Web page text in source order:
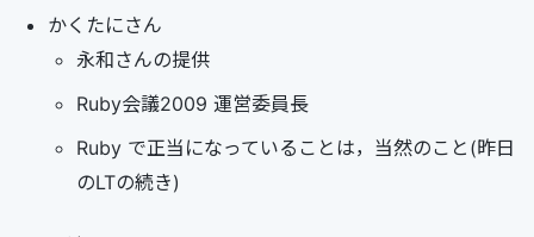
かくたにさん
永和さんの提供
Ruby会議2009 運営委員長
Ruby で正当になっていることは，当然のこと(昨日
のLTの続き)